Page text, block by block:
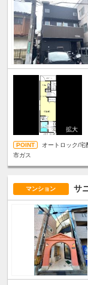
オートロック/宅
市ガス
マンション サ